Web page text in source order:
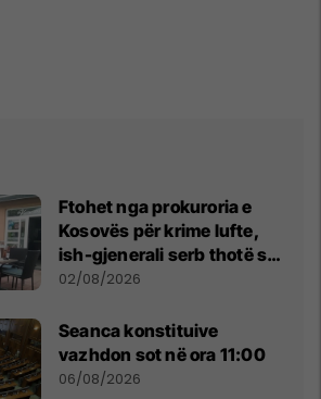
Ftohet nga prokuroria e
Kosovës për krime lufte,
ish-gjenerali serb thotë se
dikush e tradhtoi në
02/08/2026
Seanca konstituive
vazhdon sot në ora 11:00
06/08/2026